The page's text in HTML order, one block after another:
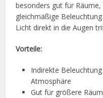
besonders gut für
gleichmäßige
Licht direkt in die Augen
Vorteile:
Indirekte
Atmosphäre
Gut für größere